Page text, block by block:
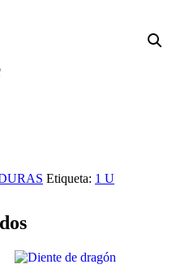
Etiqueta: 1 U